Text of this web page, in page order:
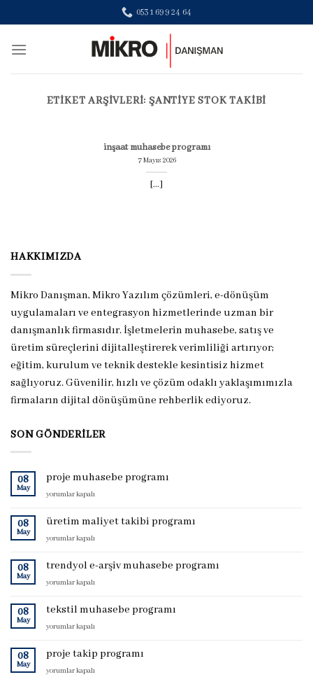
to
content
0531 699 24 64
ETIKET ARŞIVLERI: ŞANTIYE STOK TAKIBI
inşaat muhasebe programı
7 Mayıs 2026
[...]
HAKKIMIZDA
Mikro Danışman, Mikro Yazılım çözümleri, e-dönüşüm
uygulamaları ve entegrasyon hizmetlerinde uzman bir
danışmanlık firmasıdır. İşletmelerin muhasebe, satış ve
üretim süreçlerini dijitalleştirerek verimliliği artırıyor;
eğitim, kurulum ve teknik destekle kesintisiz hizmet
sağlıyoruz. Güvenilir, hızlı ve çözüm odaklı yaklaşımımızla
firmaların dijital dönüşümüne rehberlik ediyoruz.
SON GÖNDERILER
08
May
proje muhasebe programı
proje
programı
yorumlar kapalı
08
May
üretim maliyet takibi programı
üretim
takibi
için
yorumlar kapalı
08
May
trendyol e-arşiv muhasebe programı
trendyol
arşiv
programı
yorumlar kapalı
08
May
tekstil muhasebe programı
tekstil
programı
yorumlar kapalı
08
May
proje takip programı
proje
yorumlar kapalı